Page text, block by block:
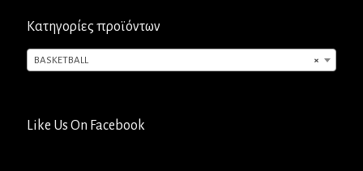
Κατηγορίες προϊόντων
×
BASKETBALL
Like Us On Facebook